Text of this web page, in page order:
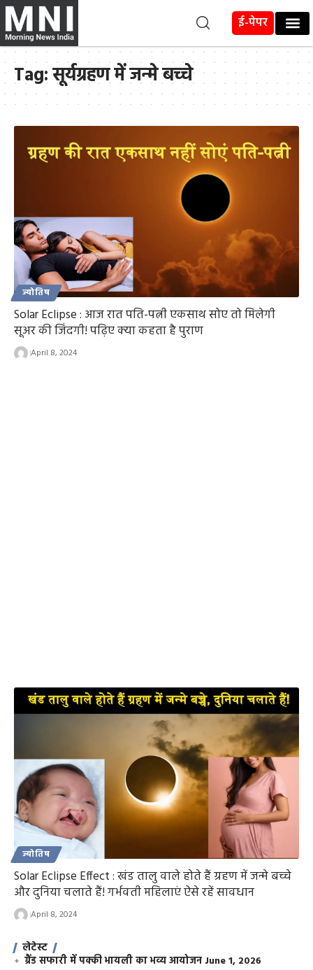
ई-पेपर
Tag:सूर्यग्रहण में जन्मे बच्चे
ज्योतिष
Solar Eclipse : आज रात पति-पत्नी एकसाथ सोए तो मिलेगी
सूअर की जिंदगी! पढ़िए क्या कहता है पुराण
April 8, 2024
ज्योतिष
Solar Eclipse Effect : खंड तालु वाले होते हैं ग्रहण में जन्मे बच्चे
और दुनिया चलाते हैं! गर्भवती महिलाएं ऐसे रहें सावधान
April 8, 2024
लेटेस्ट
ग्रैंड सफारी में पक्की भायली का भव्य आयोजन June 1, 2026